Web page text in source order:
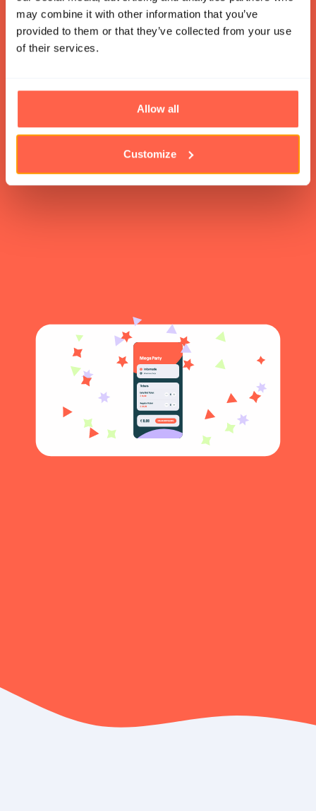
may combine it with other information that you’ve
provided to them or that they’ve collected from your use
of their services.
Allow all
Customize
routebeschrijving toe via onze Google Maps integratie;
Je online ticket service staat klaar om gebruikt te
worden door je bezoekers!
functionaliteiten. Te veel om op te noemen, daarom
verwijzen we je graag naar onze feature-lijst.
Bekijk features